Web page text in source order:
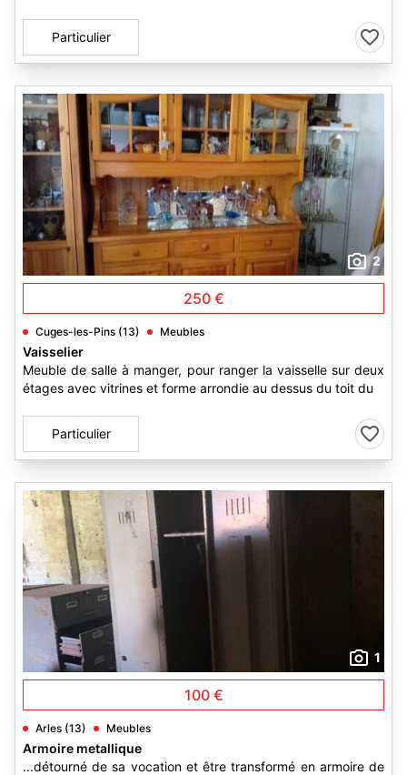
Particulier
2
250 €
Cuges-les-Pins (13) Meubles
Vaisselier
Meuble de salle à manger, pour ranger la vaisselle sur deux
étages avec vitrines et forme arrondie au dessus du toit du
Particulier
1
100 €
Arles (13) Meubles
Armoire metallique
...détourné de sa vocation et être transformé en armoire de